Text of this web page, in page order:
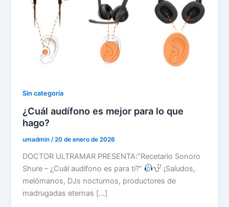
Sin categoría
¿Cuál audífono es mejor para lo que
hago?
umadmin /20 de enero de 2026
DOCTOR ULTRAMAR PRESENTA:“Recetario Sonoro
Shure – ¿Cuál audífono es para ti?”
¡Saludos,
melómanos, DJs nocturnos, productores de
madrugadas eternas […]